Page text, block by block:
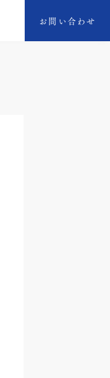
お問い合わせ